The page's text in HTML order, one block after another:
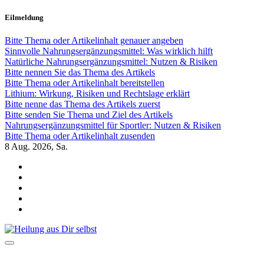
Zum
springen
Eilmeldung
Bitte Thema oder Artikelinhalt genauer angeben
Sinnvolle Nahrungsergänzungsmittel: Was wirklich hilft
Natürliche Nahrungsergänzungsmittel: Nutzen & Risiken
Bitte nennen Sie das Thema des Artikels
Bitte Thema oder Artikelinhalt bereitstellen
Lithium: Wirkung, Risiken und Rechtslage erklärt
Bitte nenne das Thema des Artikels zuerst
Bitte senden Sie Thema und Ziel des Artikels
Nahrungsergänzungsmittel für Sportler: Nutzen & Risiken
Bitte Thema oder Artikelinhalt zusenden
8 Aug. 2026, Sa.